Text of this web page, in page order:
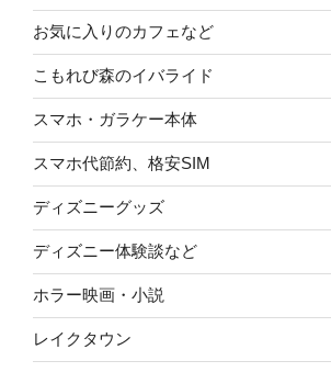
お気に入りのカフェなど
こもれび森のイバライド
スマホ・ガラケー本体
スマホ代節約、格安SIM
ディズニーグッズ
ディズニー体験談など
ホラー映画・小説
レイクタウン